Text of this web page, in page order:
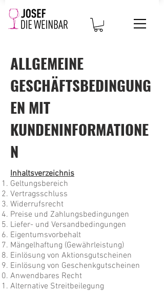
ALLGEMEINE
GESCHÄFTSBEDINGUNG
EN MIT
KUNDENINFORMATIONE
N
Inhaltsverzeichnis
Geltungsbereich
Vertragsschluss
Widerrufsrecht
Preise und Zahlungsbedingungen
Liefer- und Versandbedingungen
Eigentumsvorbehalt
Mängelhaftung (Gewährleistung)
Einlösung von Aktionsgutscheinen
Einlösung von Geschenkgutscheinen
Anwendbares Recht
Alternative Streitbeilegung